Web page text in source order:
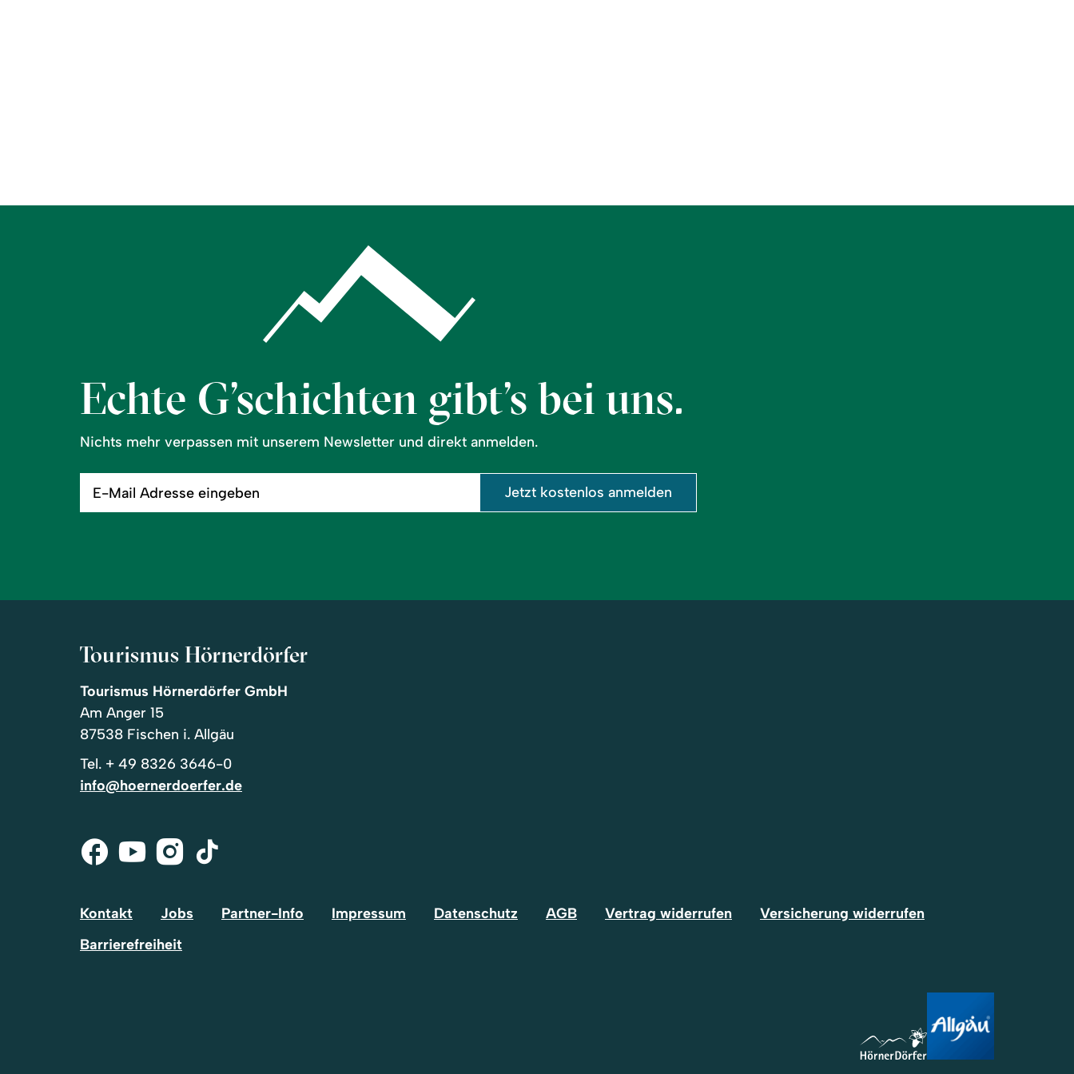
Echte G’schichten gibt’s bei uns.
Nichts mehr verpassen mit unserem Newsletter und direkt anmelden.
Mail
eingeben
Jetzt kostenlos anmelden
Tourismus Hörnerdörfer
Tourismus Hörnerdörfer GmbH
Am Anger 15
87538 Fischen i. Allgäu
Tel. + 49 8326 3646-0
info@hoernerdoerfer.de
Facebook
Youtube
Instagram
Tik-
Kontakt Jobs Partner-Info Impressum Datenschutz AGB Vertrag widerrufen
Versicherung widerrufen
Barrierefreiheit